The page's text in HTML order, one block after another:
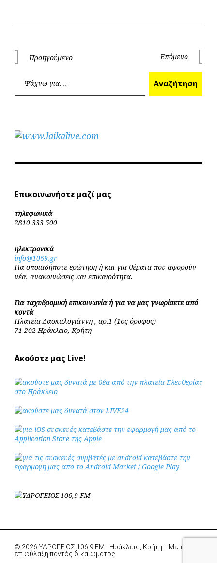
Πλοήγηση
άρθρων
Προηγούμενο Επόμενο
Αναζήτηση
Επικοινωνήστε μαζί μας
τηλεφωνικά
2810 333 500
ηλεκτρονικά
info@1069.gr
Για οποιαδήποτε ερώτηση ή και για θέματα που αφορούν
νέα, ανακοινώσεις και επικαιρότητα.
Για ταχυδρομική επικοινωνία ή για να μας γνωρίσετε από
κοντά
Πλατεία Δασκαλογιάννη , αρ.1 (1ος όροφος)
71 202 Ηράκλειο, Κρήτη
Ακούστε μας Live!
© 2026 ΥΔΡΟΓΕΙΟΣ 106,9 FM - Ηράκλειο, Κρήτη. - Με την
επιφύλαξη παντός δικαιώματος.